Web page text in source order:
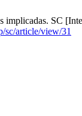
implicadas. SC
sc/article/view/31